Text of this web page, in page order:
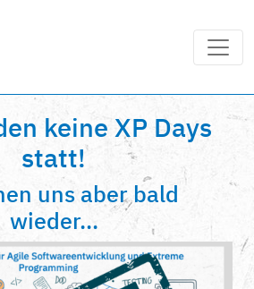
keine XP Days
statt!
uns aber bald
wieder...